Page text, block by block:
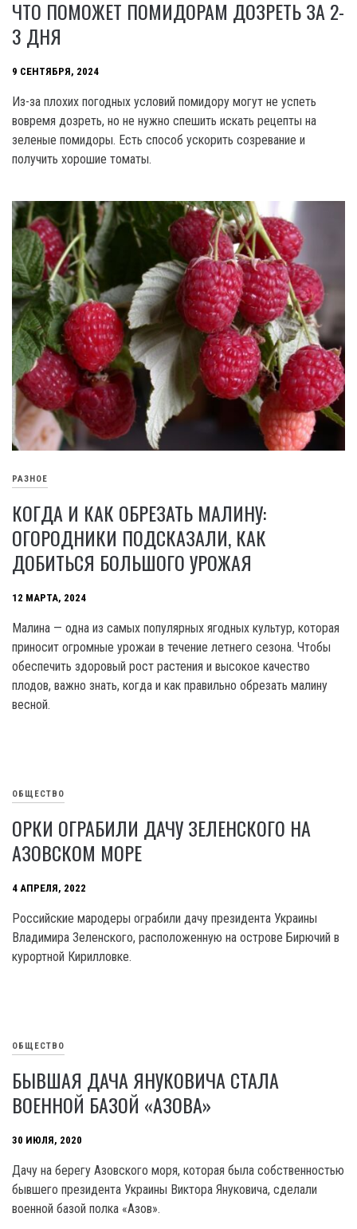
ЧТО ПОМОЖЕТ ПОМИДОРАМ ДОЗРЕТЬ ЗА 2-
3 ДНЯ
9 СЕНТЯБРЯ, 2024
Из-за плохих погодных условий помидору могут не успеть
вовремя дозреть, но не нужно спешить искать рецепты на
зеленые помидоры. Есть способ ускорить созревание и
получить хорошие томаты.
РАЗНОЕ
КОГДА И КАК ОБРЕЗАТЬ МАЛИНУ:
ОГОРОДНИКИ ПОДСКАЗАЛИ, КАК
ДОБИТЬСЯ БОЛЬШОГО УРОЖАЯ
12 МАРТА, 2024
Малина — одна из самых популярных ягодных культур, которая
приносит огромные урожаи в течение летнего сезона. Чтобы
обеспечить здоровый рост растения и высокое качество
плодов, важно знать, когда и как правильно обрезать малину
весной.
ОБЩЕСТВО
ОРКИ ОГРАБИЛИ ДАЧУ ЗЕЛЕНСКОГО НА
АЗОВСКОМ МОРЕ
4 АПРЕЛЯ, 2022
Российские мародеры ограбили дачу президента Украины
Владимира Зеленского, расположенную на острове Бирючий в
курортной Кирилловке.
ОБЩЕСТВО
БЫВШАЯ ДАЧА ЯНУКОВИЧА СТАЛА
ВОЕННОЙ БАЗОЙ «АЗОВА»
30 ИЮЛЯ, 2020
Дачу на берегу Азовского моря, которая была собственностью
бывшего президента Украины Виктора Януковича, сделали
военной базой полка «Азов».